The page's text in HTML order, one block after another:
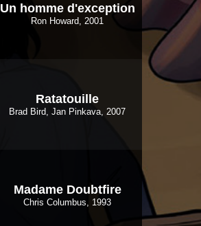
Un homme d'exception
Ron Howard, 2001
Ratatouille
Brad Bird, Jan Pinkava, 2007
Madame Doubtfire
Chris Columbus, 1993